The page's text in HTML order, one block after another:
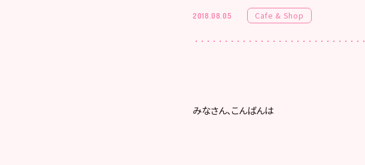
2018.08.05 Cafe & Shop
みなさん、こんばんは